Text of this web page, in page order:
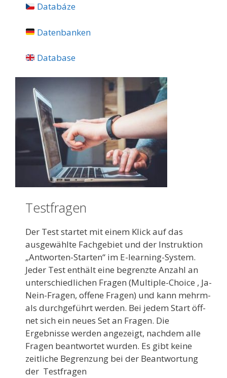
Databáze
Datenbanken
Database
Testfragen
Der Test startet mit einem Klick auf das
ausgewählte Fachgebiet und der Instruktion
„Antwor­ten-Starten“ im E-learning-System.
Jeder Test enthält eine be­grenzte Anzahl an
unterschiedlichen Fragen (Multiple-Choice , Ja-
Nein-Fragen, offene Fragen) und kann mehrm­
als durchgeführt werden. Bei jedem Start öff­
net sich ein neues Set an Fragen. Die
Ergebnisse werden angezeigt, nachd­em alle
Fragen beantwortet wurden. Es gibt keine
zeitliche B­egrenzung bei der Beantw­ortung
der Testfragen